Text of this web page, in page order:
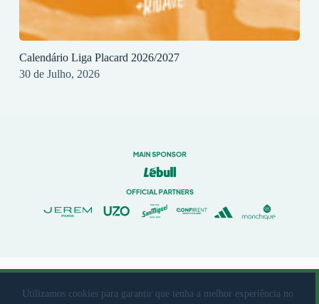
Utilizamos cookies para garantir que tenha a melhor experiência no
Calendário Liga Placard 2026/2027
30 de Julho, 2026
© 2023 Rio Ave Futebol Clube Desenvolvido porbrandit